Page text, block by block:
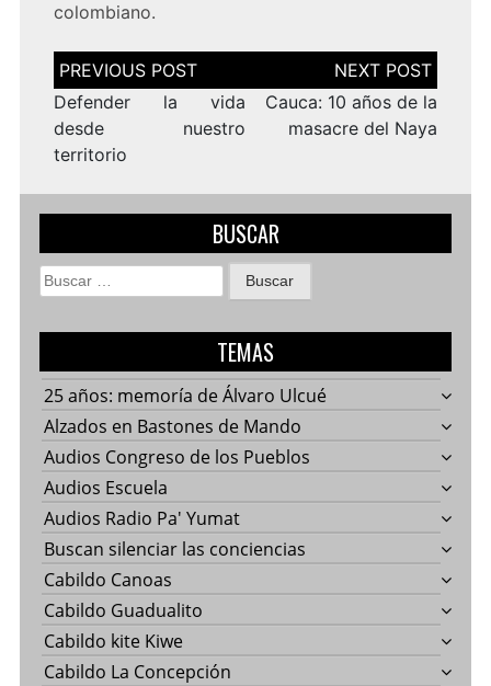
colombiano.
Navegación
de
entradas
Defender la vida
desde nuestro
territorio
Cauca: 10 años de la
masacre del Naya
BUSCAR
Buscar:
TEMAS
25 años: memoría de Álvaro Ulcué
Alzados en Bastones de Mando
Audios Congreso de los Pueblos
Audios Escuela
Audios Radio Pa' Yumat
Buscan silenciar las conciencias
Cabildo Canoas
Cabildo Guadualito
Cabildo kite Kiwe
Cabildo La Concepción